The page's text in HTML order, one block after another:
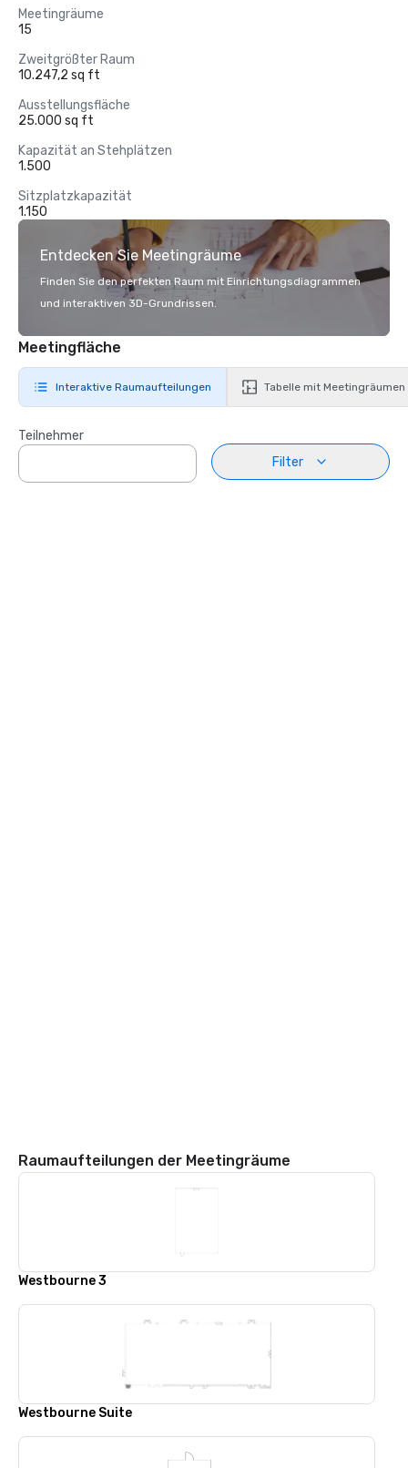
Meetingräume
15
Zweitgrößter Raum
10.247,2 sq ft
Ausstellungsfläche
25.000 sq ft
Kapazität an Stehplätzen
1.500
Sitzplatzkapazität
1.150
Entdecken Sie Meetingräume
Finden Sie den perfekten Raum mit Einrichtungsdiagrammen
und interaktiven 3D-Grundrissen.
Meetingfläche
Interaktive Raumaufteilungen Tabelle mit Meetingräumen
Teilnehmer
Filter
Raumaufteilungen der Meetingräume
Westbourne 3
Westbourne Suite